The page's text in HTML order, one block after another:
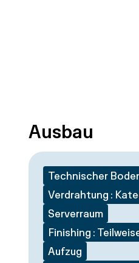
Ausbau
Technischer
Verdrahtung :
Serverraum
Finishing :
Aufzug